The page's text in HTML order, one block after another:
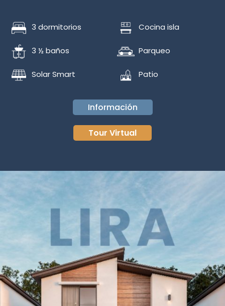
3 dormitorios Cocina isla
3 ½ baños Parqueo
Solar Smart Patio
Información
Tour Virtual